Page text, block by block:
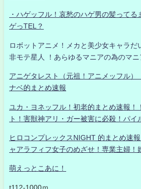
・ハゲッフル！哀愁のハゲ男の髪って
ゲっTEL？
ロボットアニメ！メカと美少女キャラだ
非モテ星人 ！あらゆるマニアの為のマニ
アニゲタレスト（元祖！アニメッフル
ナベ的まとめ速報
ユカ・ヨネッフル！初老的まとめ速報！
ト！害獣神アリ・ガー被害に必殺！パイ
ヒロコンプレックスNIGHT 的まとめ速
ャアラフィフ女子のめざせ！専業主婦！
萌えっとこあに！
t112-1000ｍ